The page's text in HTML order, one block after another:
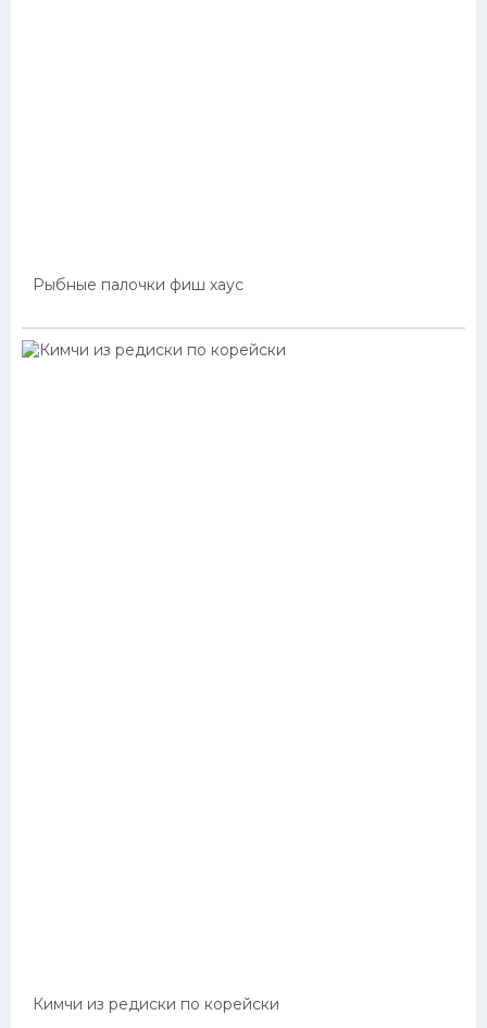
Рыбные палочки фиш хаус
Кимчи из редиски по корейски